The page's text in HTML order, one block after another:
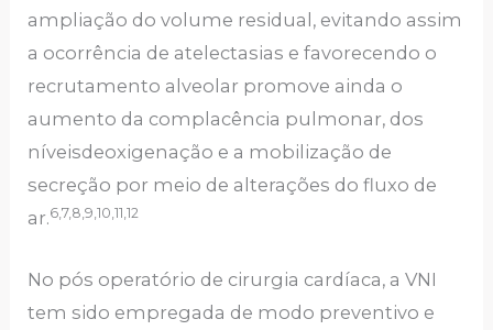
ampliação do volume residual, evitando assim
a ocorrência de atelectasias e favorecendo o
recrutamento alveolar promove ainda o
aumento da complacência pulmonar, dos
níveisdeoxigenação e a mobilização de
secreção por meio de alterações do fluxo de
ar.6,7,8,9,10,11,12
No pós operatório de cirurgia cardíaca, a VNI
tem sido empregada de modo preventivo e